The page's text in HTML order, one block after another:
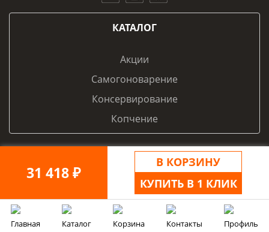
31 418 ₽
В КОРЗИНУ
КУПИТЬ В 1 КЛИК
КАТАЛОГ
Акции
Самогоноварение
Консервирование
Копчение
ПОДДЕРЖКА
Оплата
Доставка
Главная Каталог Корзина Контакты Профиль